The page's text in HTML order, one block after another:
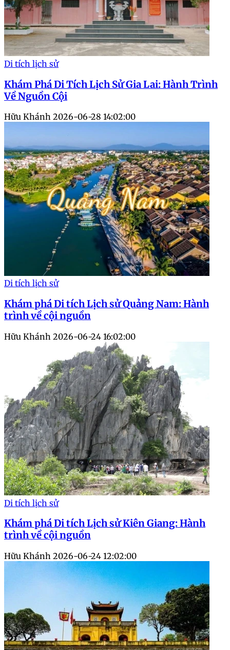
Di tích lịch sử
Khám Phá Di Tích Lịch Sử Gia Lai: Hành Trình
Về Nguồn Cội
Hữu Khánh 2026-06-28 14:02:00
Di tích lịch sử
Khám phá Di tích Lịch sử Quảng Nam: Hành
trình về cội nguồn
Hữu Khánh 2026-06-24 16:02:00
Di tích lịch sử
Khám phá Di tích Lịch sử Kiên Giang: Hành
trình về cội nguồn
Hữu Khánh 2026-06-24 12:02:00